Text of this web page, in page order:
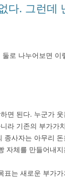
다. 그런데
로 나누어보면 이
면 된다. 누군가
라 기존의 부가가
종사자는 아무리
자체를 만들어내
는 새로운 부가